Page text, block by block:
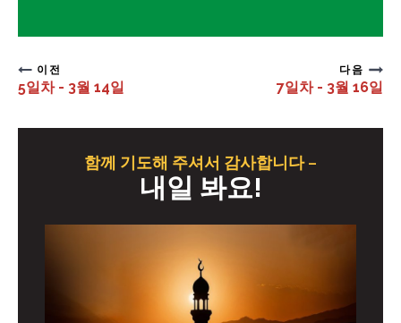
이전
5일차 - 3월 14일
다음
7일차 - 3월 16일
함께 기도해 주셔서 감사합니다 –
내일 봐요!